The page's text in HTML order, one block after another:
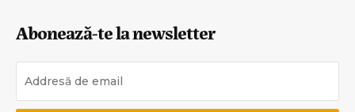
Abonează-te la newsletter